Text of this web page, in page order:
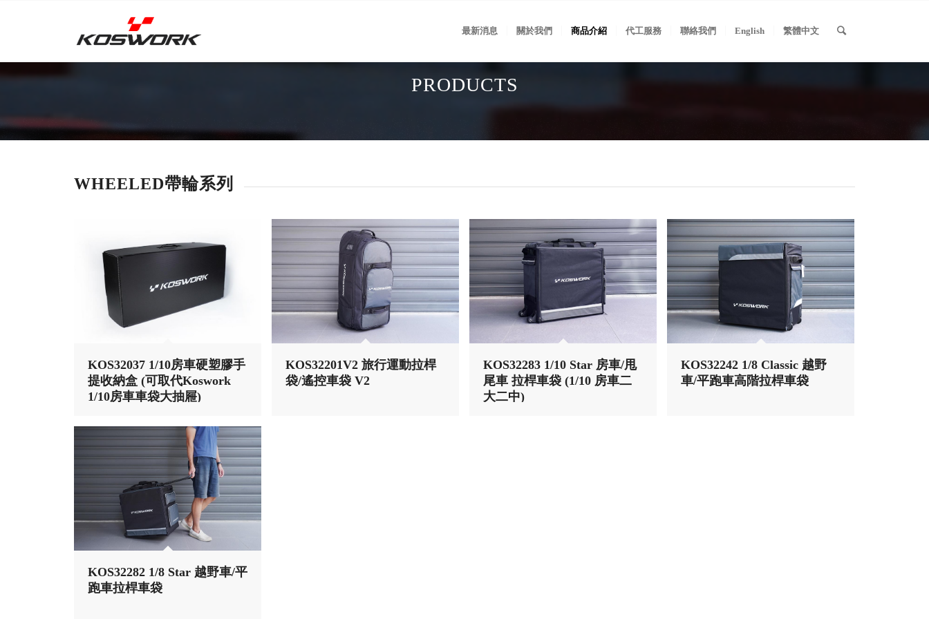
最新消息 關於我們 商品介紹 代工服務 聯絡我們 English 繁體中文
PRODUCTS
WHEELED帶輪系列
KOS32037 1/10房車硬塑膠手
提收納盒 (可取代Koswork
1/10房車車袋大抽屜)
KOS32201V2 旅行運動拉桿
袋/遙控車袋 V2
KOS32283 1/10 Star 房車/甩
尾車 拉桿車袋 (1/10 房車二
大二中)
KOS32242 1/8 Classic 越野
車/平跑車高階拉桿車袋
KOS32282 1/8 Star 越野車/平
跑車拉桿車袋